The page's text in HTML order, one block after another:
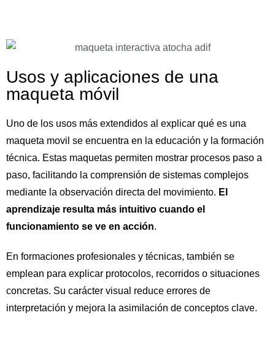
Usos y aplicaciones de una
maqueta móvil
Uno de los usos más extendidos al explicar qué es una
maqueta movil se encuentra en la educación y la formación
técnica. Estas maquetas permiten mostrar procesos paso a
paso, facilitando la comprensión de sistemas complejos
mediante la observación directa del movimiento. El
aprendizaje resulta más intuitivo cuando el
funcionamiento se ve en acción.
En formaciones profesionales y técnicas, también se
emplean para explicar protocolos, recorridos o situaciones
concretas. Su carácter visual reduce errores de
interpretación y mejora la asimilación de conceptos clave.